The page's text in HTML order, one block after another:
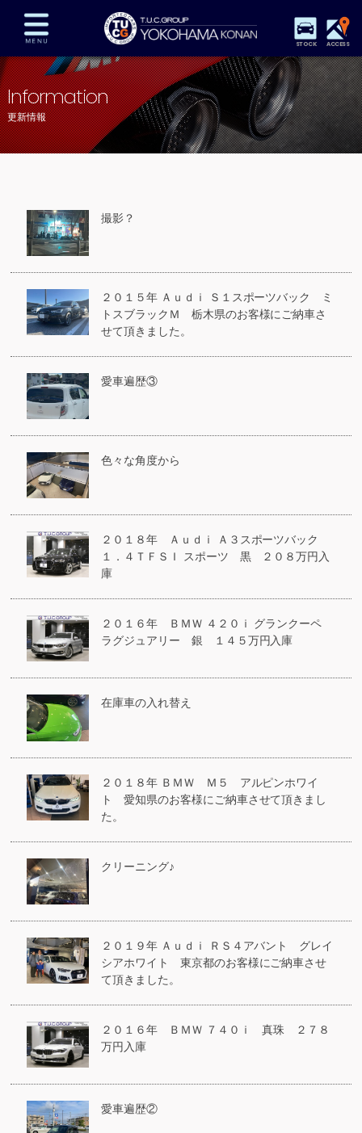
STOCK ACCESS
在庫車両情報 保証&サービス パーツリスト
TUCとは？ 店舗情報 アクセスマップ
全国納車 特別作業 注文販売
プライバシーポリシー
Information
更新情報
撮影？
２０１５年 Ａｕｄｉ Ｓ１スポーツバック ミ
トスブラックＭ 栃木県のお客様にご納車さ
せて頂きました。
愛車遍歴③
色々な角度から
２０１８年 Ａｕｄｉ Ａ３スポーツバック
１．４ＴＦＳＩ スポーツ 黒 ２０８万円入
庫
２０１６年 ＢＭＷ ４２０ｉ グランクーペ
ラグジュアリー 銀 １４５万円入庫
在庫車の入れ替え
２０１８年 ＢＭＷ Ｍ５ アルピンホワイ
ト 愛知県のお客様にご納車させて頂きまし
た。
クリーニング♪
２０１９年 Ａｕｄｉ ＲＳ４アバント グレイ
シアホワイト 東京都のお客様にご納車させ
て頂きました。
２０１６年 ＢＭＷ ７４０ｉ 真珠 ２７８
万円入庫
愛車遍歴②